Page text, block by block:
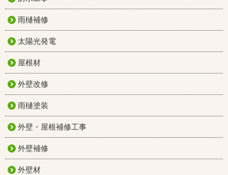
雨樋補修
太陽光発電
屋根材
外壁改修
雨樋塗装
外壁・屋根補修工事
外壁補修
外壁材